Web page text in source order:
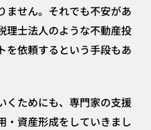
ません。それでも不安があ
士法人のような不動産投
を依頼するという手段もあ
くためにも、専門家の支援
・資産形成をしていきまし